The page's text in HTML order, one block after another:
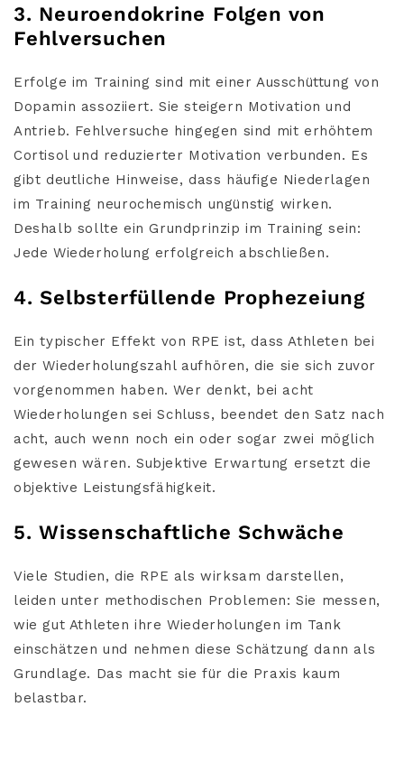
3. Neuroendokrine Folgen von
Fehlversuchen
Erfolge im Training sind mit einer Ausschüttung von
Dopamin assoziiert. Sie steigern Motivation und
Antrieb. Fehlversuche hingegen sind mit erhöhtem
Cortisol und reduzierter Motivation verbunden. Es
gibt deutliche Hinweise, dass häufige Niederlagen
im Training neurochemisch ungünstig wirken.
Deshalb sollte ein Grundprinzip im Training sein:
Jede Wiederholung erfolgreich abschließen.
4. Selbsterfüllende Prophezeiung
Ein typischer Effekt von RPE ist, dass Athleten bei
der Wiederholungszahl aufhören, die sie sich zuvor
vorgenommen haben. Wer denkt, bei acht
Wiederholungen sei Schluss, beendet den Satz nach
acht, auch wenn noch ein oder sogar zwei möglich
gewesen wären. Subjektive Erwartung ersetzt die
objektive Leistungsfähigkeit.
5. Wissenschaftliche Schwäche
Viele Studien, die RPE als wirksam darstellen,
leiden unter methodischen Problemen: Sie messen,
wie gut Athleten ihre Wiederholungen im Tank
einschätzen und nehmen diese Schätzung dann als
Grundlage. Das macht sie für die Praxis kaum
belastbar.